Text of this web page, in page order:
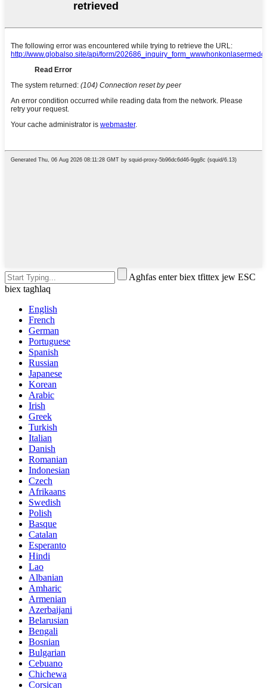
Agħfas enter biex tfittex jew ESC
biex tagħlaq
English
French
German
Portuguese
Spanish
Russian
Japanese
Korean
Arabic
Irish
Greek
Turkish
Italian
Danish
Romanian
Indonesian
Czech
Afrikaans
Swedish
Polish
Basque
Catalan
Esperanto
Hindi
Lao
Albanian
Amharic
Armenian
Azerbaijani
Belarusian
Bengali
Bosnian
Bulgarian
Cebuano
Chichewa
Corsican